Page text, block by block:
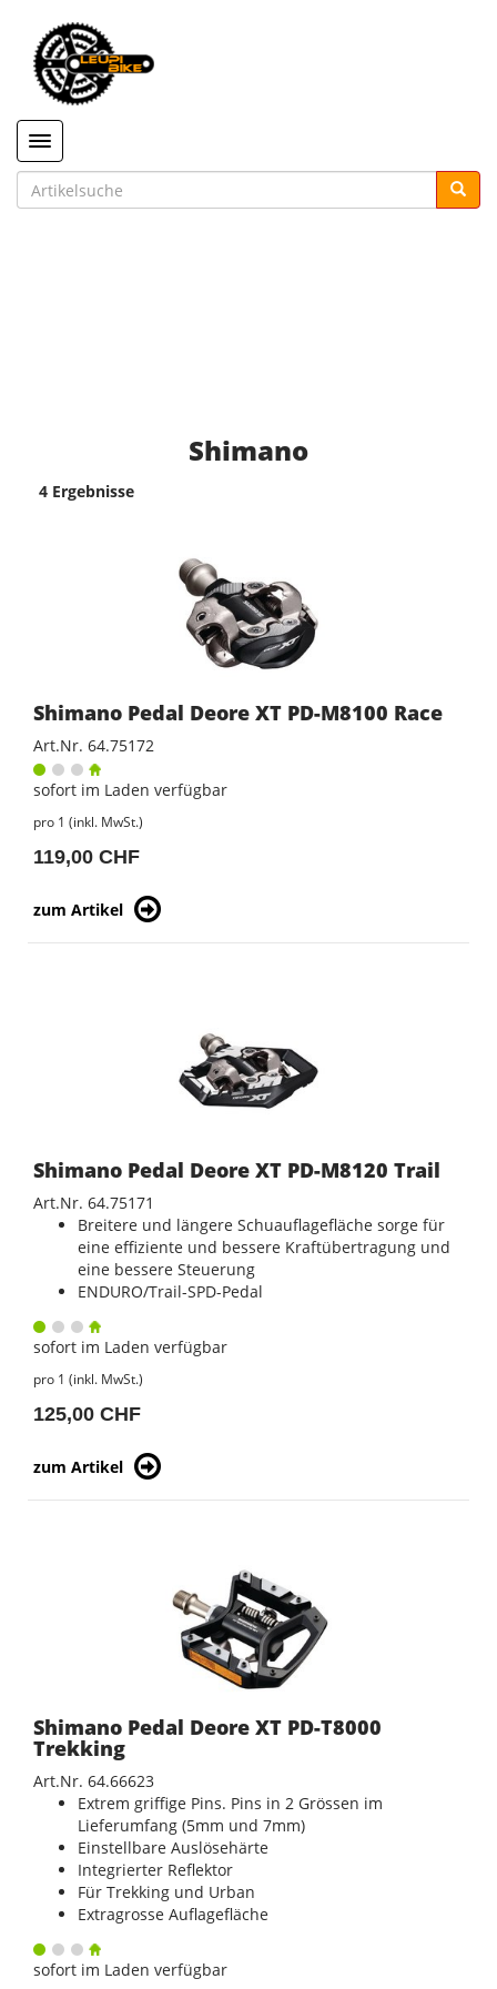
Toggle navigation
Shimano
4 Ergebnisse
Shimano Pedal Deore XT PD-M8100 Race
Art.Nr. 64.75172
sofort im Laden verfügbar
pro 1 (inkl. MwSt.)
119,00 CHF
zum Artikel
Shimano Pedal Deore XT PD-M8120 Trail
Art.Nr. 64.75171
Breitere und längere Schuauflagefläche sorge für
eine effiziente und bessere Kraftübertragung und
eine bessere Steuerung
ENDURO/Trail-SPD-Pedal
sofort im Laden verfügbar
pro 1 (inkl. MwSt.)
125,00 CHF
zum Artikel
Shimano Pedal Deore XT PD-T8000
Trekking
Art.Nr. 64.66623
Extrem griffige Pins. Pins in 2 Grössen im
Lieferumfang (5mm und 7mm)
Einstellbare Auslösehärte
Integrierter Reflektor
Für Trekking und Urban
Extragrosse Auflagefläche
sofort im Laden verfügbar